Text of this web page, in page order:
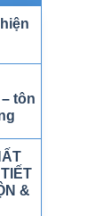
tôn
&